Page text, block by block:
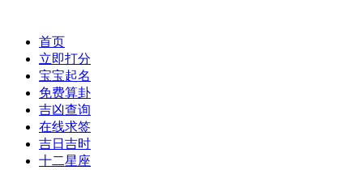
首页
立即打分
宝宝起名
免费算卦
吉凶查询
在线求签
吉日吉时
十二星座